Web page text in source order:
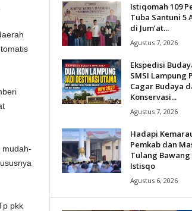
mudah-
pkk
Istiqomah 109
Tuba Santuni 5
di Jum’at...
Agustus 7, 2026
Ekspedisi
SMSI Lampung
Cagar Budaya
Konservasi...
Agustus 7, 2026
Hadapi
Pemkab dan
Tulang
Istisqo
Agustus 6, 2026